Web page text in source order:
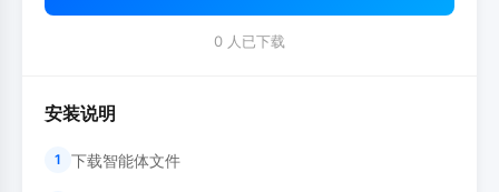
0 人已下载
安装说明
1 下载智能体文件